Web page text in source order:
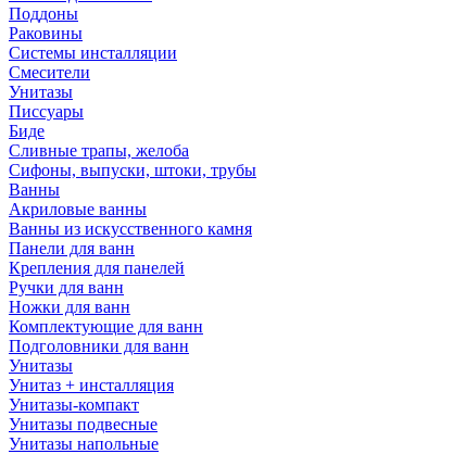
Поддоны
Раковины
Системы инсталляции
Смесители
Унитазы
Писсуары
Биде
Сливные трапы, желоба
Сифоны, выпуски, штоки, трубы
Ванны
Акриловые ванны
Ванны из искусственного камня
Панели для ванн
Крепления для панелей
Ручки для ванн
Ножки для ванн
Комплектующие для ванн
Подголовники для ванн
Унитазы
Унитаз + инсталляция
Унитазы-компакт
Унитазы подвесные
Унитазы напольные